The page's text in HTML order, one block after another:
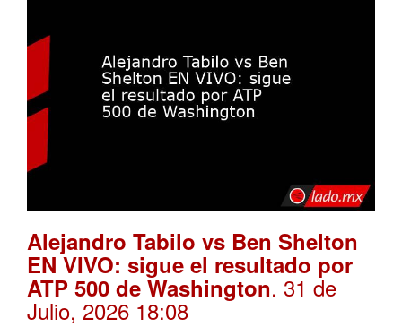
Alejandro Tabilo vs Ben Shelton
EN VIVO: sigue el resultado por
ATP 500 de Washington. 31 de
Julio, 2026 18:08